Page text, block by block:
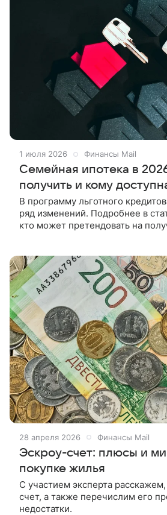
1 июля 2026 Финансы Mail
Семейная ипотека в
получить и кому
В программу льготного
ряд изменений. Подробнее в
кто может претендовать на
28 апреля 2026 Финансы Mail
Эскроу-счет: плюсы и
покупке жилья
С участием эксперта
счет, а также перечислим его
недостатки.